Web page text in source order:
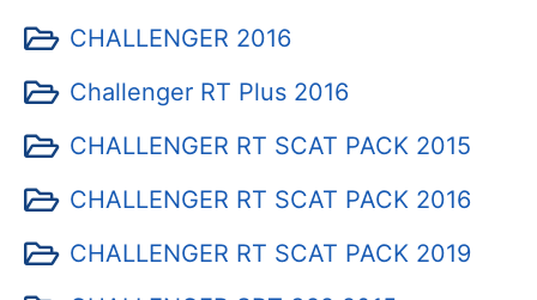
CHALLENGER 2016
Challenger RT Plus 2016
CHALLENGER RT SCAT PACK 2015
CHALLENGER RT SCAT PACK 2016
CHALLENGER RT SCAT PACK 2019